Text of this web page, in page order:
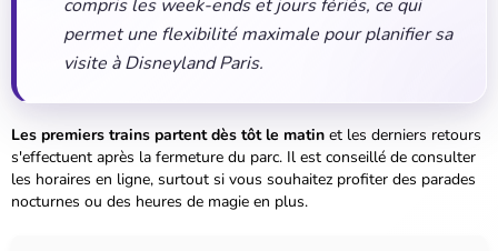
permet une flexibilité maximale pour planifier sa
visite à Disneyland Paris.
Les premiers trains partent dès tôt le matin et les derniers retours
s'effectuent après la fermeture du parc. Il est conseillé de consulter
les horaires en ligne, surtout si vous souhaitez profiter des parades
nocturnes ou des heures de magie en plus.